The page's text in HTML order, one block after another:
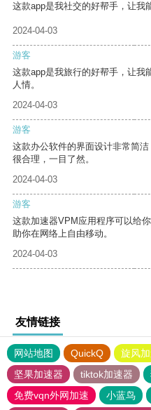
这款app是我社交的好帮手，让我
2024-04-03
游客
这款app是我旅行的好帮手，让我
人情。
2024-04-03
游客
这款办公软件的界面设计非常简
很合理，一目了然。
2024-04-03
游客
这款加速器VPM应用程序可以给
助你在网络上自由移动。
2024-04-03
友情链接
网站地图 QuickQ 旋风
坚果加速器
tiktok加速器
免费vqn外网加速
小蓝鸟